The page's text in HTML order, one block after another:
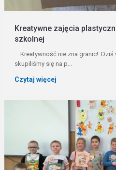
Kreatywne zajęcia
szkolnej
Kreatywność nie zna granic! Dziś
skupiliśmy się na p...
Czytaj więcej